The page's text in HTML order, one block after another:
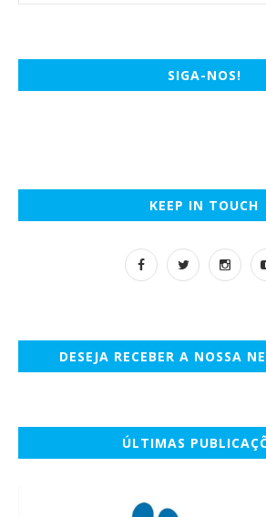
SIGA-NOS!
KEEP IN TOUCH
DESEJA RECEBER A NOSSA
ÚLTIMAS